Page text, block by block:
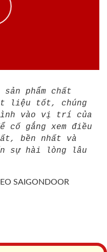
phẩm chất
liệu tốt, chúng
vào vị trí của
cố gắng xem điều
bền nhất và
sự hài lòng lâu
SAIGONDOOR